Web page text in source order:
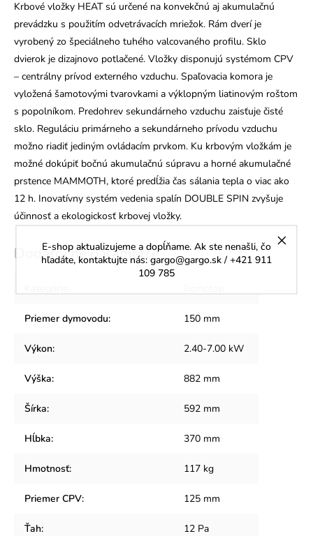
E-shop aktualizujeme a dopĺňame. Ak ste nenašli, čo
hľadáte, kontaktujte nás: gargo@gargo.sk / +421 911
109 785
Krbové vložky HEAT sú určené na konvekčnú aj akumulačnú
prevádzku s použitím odvetrávacích mriežok. Rám dverí je
vyrobený zo špeciálneho tuhého valcovaného profilu. Sklo
dvierok je dizajnovo potlačené. Vložky disponujú systémom CPV
– centrálny prívod externého vzduchu. Spaľovacia komora je
vyložená šamotovými tvarovkami a výklopným liatinovým roštom
s popolníkom. Predohrev sekundárneho vzduchu zaisťuje čisté
sklo. Reguláciu primárneho a sekundárneho prívodu vzduchu
možno riadiť jediným ovládacím prvkom. Ku krbovým vložkám je
možné dokúpiť bočnú akumulačnú súpravu a horné akumulačné
prstence MAMMOTH, ktoré predĺžia čas sálania tepla o viac ako
12 h. Inovatívny systém vedenia spalín DOUBLE SPIN zvyšuje
účinnosť a ekologickosť krbovej vložky.
Dodatočné parametre
Priemer dymovodu: 150 mm
Výkon: 2.40-7.00 kW
Výška: 882 mm
Šírka: 592 mm
Hĺbka: 370 mm
Hmotnosť: 117 kg
Priemer CPV: 125 mm
Ťah: 12 Pa